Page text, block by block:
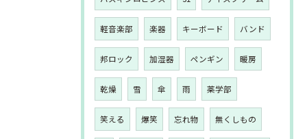
軽音楽部 楽器 キーボード バンド
邦ロック 加湿器 ペンギン 暖房
乾燥 雪 傘 雨 薬学部
笑える 爆笑 忘れ物 無くしもの